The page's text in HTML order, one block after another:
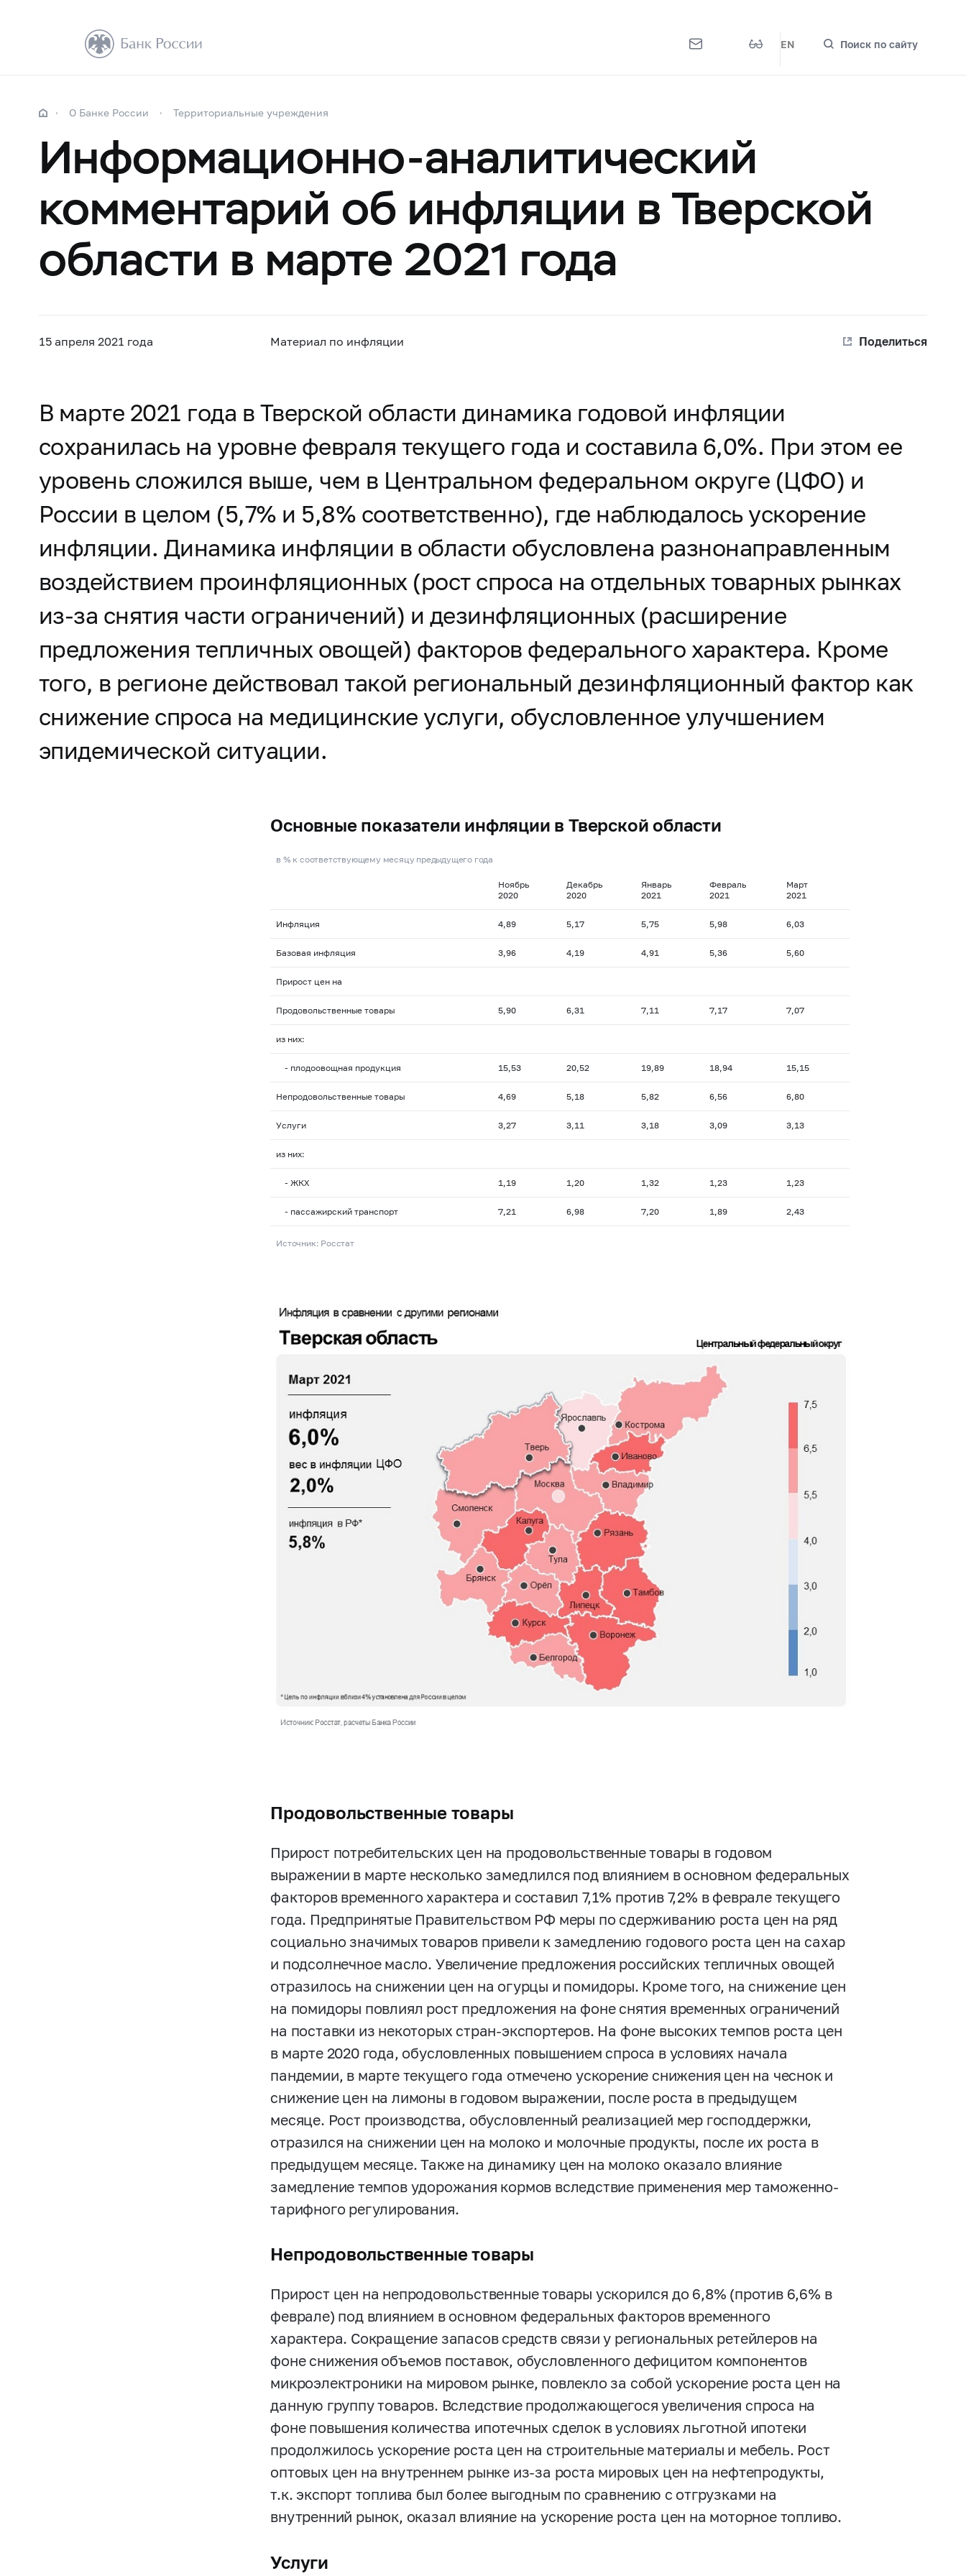
EN Поиск по сайту
О Банке России Территориальные учреждения
Информационно-аналитический
комментарий об инфляции в Тверской
области в марте 2021 года
15 апреля 2021 года Материал по инфляции Поделиться
В марте 2021 года в Тверской области динамика годовой инфляции
сохранилась на уровне февраля текущего года и составила 6,0%. При этом ее
уровень сложился выше, чем в Центральном федеральном округе (ЦФО) и
России в целом (5,7% и 5,8% соответственно), где наблюдалось ускорение
инфляции. Динамика инфляции в области обусловлена разнонаправленным
воздействием проинфляционных (рост спроса на отдельных товарных рынках
из-за снятия части ограничений) и дезинфляционных (расширение
предложения тепличных овощей) факторов федерального характера. Кроме
того, в регионе действовал такой региональный дезинфляционный фактор как
снижение спроса на медицинские услуги, обусловленное улучшением
эпидемической ситуации.
Основные показатели инфляции в Тверской области
в % к соответствующему месяцу предыдущего года
Ноябрь
2020
Декабрь
2020
Январь
2021
Февраль
2021
Март
2021
Инфляция 4,89 5,17 5,75 5,98 6,03
Базовая инфляция 3,96 4,19 4,91 5,36 5,60
Прирост цен на
Продовольственные товары 5,90 6,31 7,11 7,17 7,07
из них:
- плодоовощная продукция 15,53 20,52 19,89 18,94 15,15
Непродовольственные товары 4,69 5,18 5,82 6,56 6,80
Услуги 3,27 3,11 3,18 3,09 3,13
из них:
- ЖКХ 1,19 1,20 1,32 1,23 1,23
- пассажирский транспорт 7,21 6,98 7,20 1,89 2,43
Источник: Росстат
Продовольственные товары
Прирост потребительских цен на продовольственные товары в годовом
выражении в марте несколько замедлился под влиянием в основном федеральных
факторов временного характера и составил 7,1% против 7,2% в феврале текущего
года. Предпринятые Правительством РФ меры по сдерживанию роста цен на ряд
социально значимых товаров привели к замедлению годового роста цен на сахар
и подсолнечное масло. Увеличение предложения российских тепличных овощей
отразилось на снижении цен на огурцы и помидоры. Кроме того, на снижение цен
на помидоры повлиял рост предложения на фоне снятия временных ограничений
на поставки из некоторых стран-экспортеров. На фоне высоких темпов роста цен
в марте 2020 года, обусловленных повышением спроса в условиях начала
пандемии, в марте текущего года отмечено ускорение снижения цен на чеснок и
снижение цен на лимоны в годовом выражении, после роста в предыдущем
месяце. Рост производства, обусловленный реализацией мер господдержки,
отразился на снижении цен на молоко и молочные продукты, после их роста в
предыдущем месяце. Также на динамику цен на молоко оказало влияние
замедление темпов удорожания кормов вследствие применения мер таможенно-
тарифного регулирования.
Непродовольственные товары
Прирост цен на непродовольственные товары ускорился до 6,8% (против 6,6% в
феврале) под влиянием в основном федеральных факторов временного
характера. Сокращение запасов средств связи у региональных ретейлеров на
фоне снижения объемов поставок, обусловленного дефицитом компонентов
микроэлектроники на мировом рынке, повлекло за собой ускорение роста цен на
данную группу товаров. Вследствие продолжающегося увеличения спроса на
фоне повышения количества ипотечных сделок в условиях льготной ипотеки
продолжилось ускорение роста цен на строительные материалы и мебель. Рост
оптовых цен на внутреннем рынке из-за роста мировых цен на нефтепродукты,
т.к. экспорт топлива был более выгодным по сравнению с отгрузками на
внутренний рынок, оказал влияние на ускорение роста цен на моторное топливо.
Услуги